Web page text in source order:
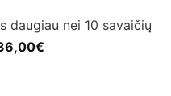
daugiau nei 10 savaičių
€